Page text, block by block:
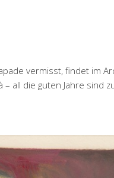
vermisst, findet im
all die guten Jahre sind